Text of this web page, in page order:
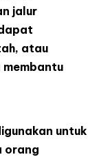
jalur
atau
membantu
untuk
orang